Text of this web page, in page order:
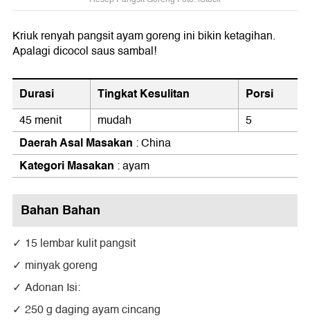
Kriuk renyah pangsit ayam goreng ini bikin ketagihan.
Apalagi dicocol saus sambal!
Durasi Tingkat Kesulitan Porsi
45 menit mudah 5
Daerah Asal Masakan : China
Kategori Masakan : ayam
Bahan Bahan
15 lembar kulit pangsit
minyak goreng
Adonan Isi:
250 g daging ayam cincang